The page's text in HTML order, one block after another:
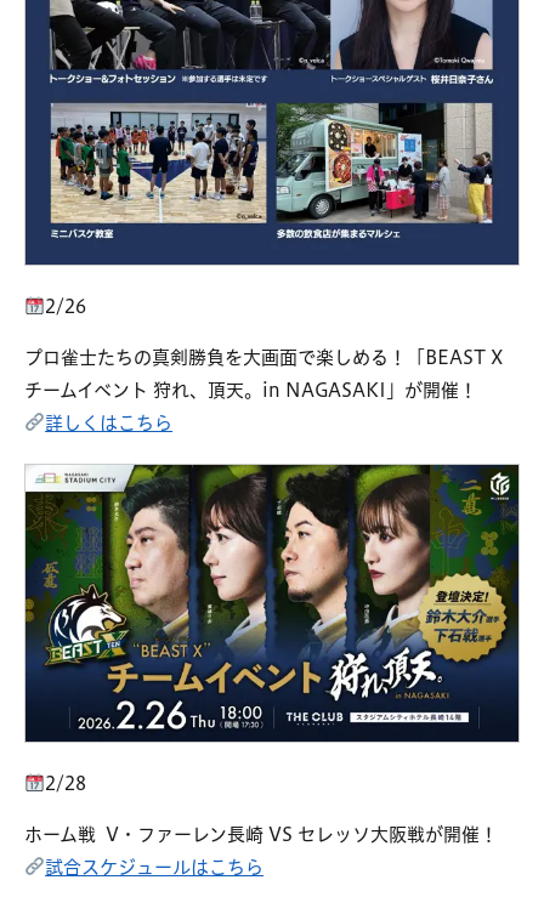
2/26
プロ雀士たちの真剣勝負を大画面で楽しめる！「BEAST X
チームイベント 狩れ、頂天。in NAGASAKI」が開催！
詳しくはこちら
2/28
ホーム戦 V・ファーレン長崎 VS セレッソ大阪戦が開催！
試合スケジュールはこちら